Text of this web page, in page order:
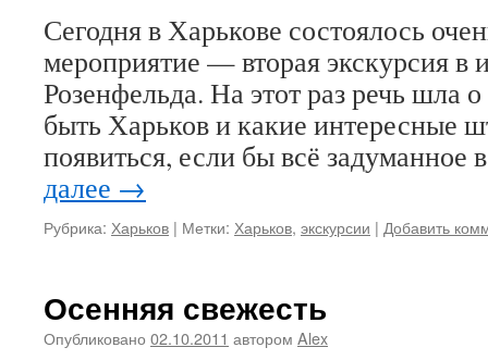
Сегодня в Харькове состоялось
мероприятие — вторая экскурсия в
Розенфельда. На этот раз речь шла
быть Харьков и какие интересные
появиться, если бы всё
далее →
Рубрика: Харьков | Метки: Харьков, экскурсии | Добавить
Осенняя свежесть
Опубликовано 02.10.2011 автором Alex